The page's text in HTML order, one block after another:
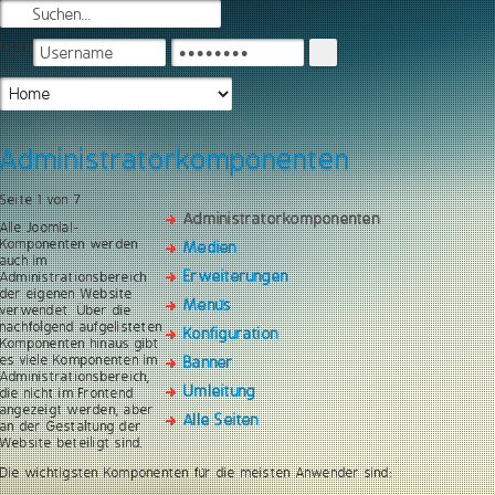
Login
Administratorkomponenten
Administratorkomponenten
Medien
Erweiterungen
Menüs
Konfiguration
Banner
Umleitung
Alle Seiten
Seite 1 von 7
Alle Joomla!-
Komponenten werden
auch im
Administrationsbereich
der eigenen Website
verwendet. Über die
nachfolgend aufgelisteten
Komponenten hinaus gibt
es viele Komponenten im
Administrationsbereich,
die nicht im Frontend
angezeigt werden, aber
an der Gestaltung der
Website beteiligt sind.
Die wichtigsten Komponenten für die meisten Anwender sind: